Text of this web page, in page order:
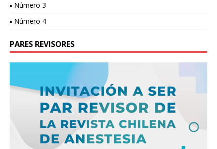
▪ Número 3
▪ Número 4
PARES REVISORES